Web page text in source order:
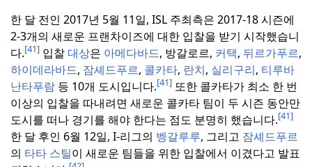
한 달 전인 2017년 5월 11일, ISL 주최측은 2017-18 시즌에
2-3개의 새로운 프랜차이즈에 대한 입찰을 받기 시작했습니
다.[41] 입찰대상은 아메다바드, 방갈로르, 커택, 뒤르가푸르,
하이데라바드, 잠셰드푸르, 콜카타, 란치, 실리구리, 티루바
난타푸람 등 10개 도시입니다.[41] 또한 콜카타가 최소 한 번
이상의 입찰을 따내려면 새로운 콜카타 팀이 두 시즌 동안만
도시를 떠나 경기를 해야 한다는 점도 분명히 했습니다.[41]
한 달 후인 6월 12일, I-리그의 벵갈루루, 그리고 잠셰드푸르
의 타타 스틸이 새로운 팀들을 위한 입찰에서 이겼다고 발표